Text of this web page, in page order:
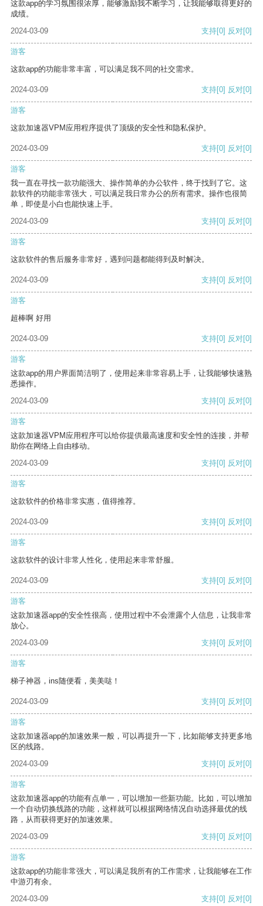
这款app的学习氛围很浓厚，能够激励我不断学习，让我能够取得更好的
成绩。
2024-03-09
支持[0] 反对[0]
游客
这款app的功能非常丰富，可以满足我不同的社交需求。
2024-03-09 支持[0] 反对[0]
游客
这款加速器VPM应用程序提供了顶级的安全性和隐私保护。
2024-03-09 支持[0] 反对[0]
游客
我一直在寻找一款功能强大、操作简单的办公软件，终于找到了它。这
款软件的功能非常强大，可以满足我日常办公的所有需求。操作也很简
单，即使是小白也能快速上手。
2024-03-09
支持[0] 反对[0]
游客
这款软件的售后服务非常好，遇到问题都能得到及时解决。
2024-03-09 支持[0] 反对[0]
游客
超棒啊 好用
2024-03-09 支持[0] 反对[0]
游客
这款app的用户界面简洁明了，使用起来非常容易上手，让我能够快速熟
悉操作。
2024-03-09
支持[0] 反对[0]
游客
这款加速器VPM应用程序可以给你提供最高速度和安全性的连接，并帮
助你在网络上自由移动。
2024-03-09
支持[0] 反对[0]
游客
这款软件的价格非常实惠，值得推荐。
2024-03-09 支持[0] 反对[0]
游客
这款软件的设计非常人性化，使用起来非常舒服。
2024-03-09 支持[0] 反对[0]
游客
这款加速器app的安全性很高，使用过程中不会泄露个人信息，让我非常
放心。
2024-03-09
支持[0] 反对[0]
游客
梯子神器，ins随便看，美美哒！
2024-03-09 支持[0] 反对[0]
游客
这款加速器app的加速效果一般，可以再提升一下，比如能够支持更多地
区的线路。
2024-03-09
支持[0] 反对[0]
游客
这款加速器app的功能有点单一，可以增加一些新功能。比如，可以增加
一个自动切换线路的功能，这样就可以根据网络情况自动选择最优的线
路，从而获得更好的加速效果。
2024-03-09
支持[0] 反对[0]
游客
这款app的功能非常强大，可以满足我所有的工作需求，让我能够在工作
中游刃有余。
2024-03-09
支持[0] 反对[0]